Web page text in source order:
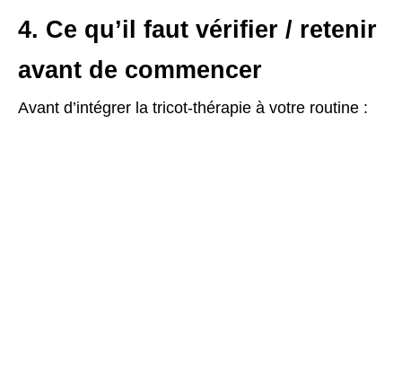
4. Ce qu’il faut vérifier / retenir
avant de commencer
Avant d’intégrer la tricot-thérapie à votre routine :